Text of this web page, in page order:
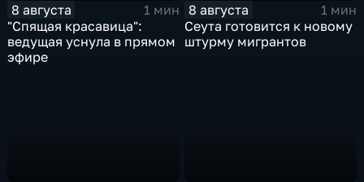
8 августа
1 мин
"Спящая красавица":
ведущая уснула в прямом
эфире
8 августа
1 мин
Сеута готовится к новому
штурму мигрантов